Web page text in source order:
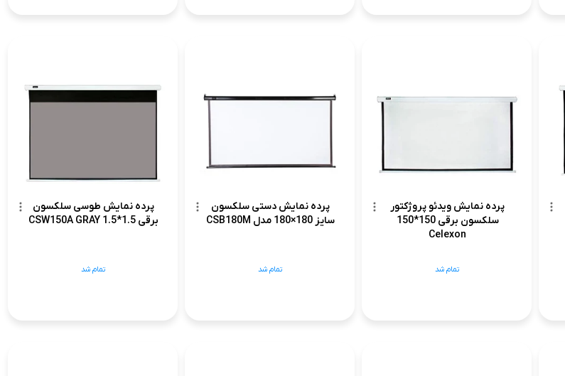
پرده نمایش ویدئو پروژکتور
سلکسون برقی 150*150
Celexon
تمام شد
پرده نمایش دستی سلکسون
سایز 180×180 مدل CSB180M
تمام شد
پرده نمایش طوسی سلکسون
برقی 1.5*1.5 CSW150A GRAY
تمام شد